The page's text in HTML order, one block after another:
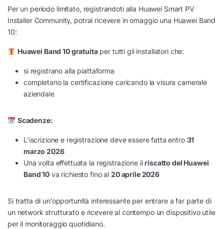
Per un periodo limitato, registrandoti alla Huawei Smart PV
Installer Community, potrai ricevere in omaggio una Huawei Band
10:
Huawei Band 10 gratuitaper tutti gli installatori che:
si registrano alla piattaforma
completano la certificazione caricando la visura camerale
aziendale
Scadenze:
L’iscrizione e registrazione deve essere fatta entro 31
marzo 2026
Una volta effettuata la registrazione ilriscatto del Huawei
Band 10 va richiesto fino al 20 aprile 2026
Si tratta di un’opportunità interessante per entrare a far parte di
un network strutturato e ricevere al contempo un dispositivo utile
per il monitoraggio quotidiano.